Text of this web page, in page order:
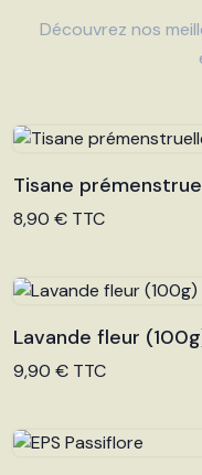
Découvrez nos
Voir le produit
Tisane
8,90 € TTC
Voir le produit
Lavande fleur
9,90 € TTC